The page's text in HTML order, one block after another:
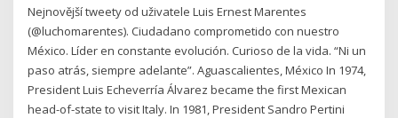
Nejnovější tweety od uživatele Luis Ernest Marentes
(@luchomarentes). Ciudadano comprometido con nuestro
México. Líder en constante evolución. Curioso de la vida. “Ni un
paso atrás, siempre adelante”. Aguascalientes, México In 1974,
President Luis Echeverría Álvarez became the first Mexican
head-of-state to visit Italy. In 1981, President Sandro Pertini